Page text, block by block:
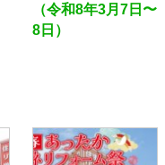
（令和8年3月7日〜
8日）